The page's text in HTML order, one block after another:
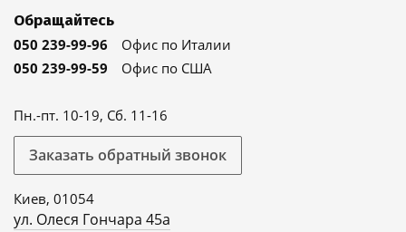
Обращайтесь
050 239-99-96
Офис по Италии
050 239-99-59
Офис по США
Пн.-пт. 10-19, Сб. 11-16
Заказать обратный звонок
Киев, 01054
ул. Олеся Гончара 45а